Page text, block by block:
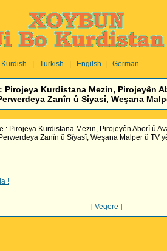
Kurdish Turkish Engilsh German
Kurdistana Mezin, Pirojeyên
Zanîn û Sîyasî, Weşana
Pirojeya Kurdistana Mezin, Pirojeyên Aborî û
Perwerdeya Zanîn û Sîyasî, Weşana Malper û TV
!
[Vegere ]